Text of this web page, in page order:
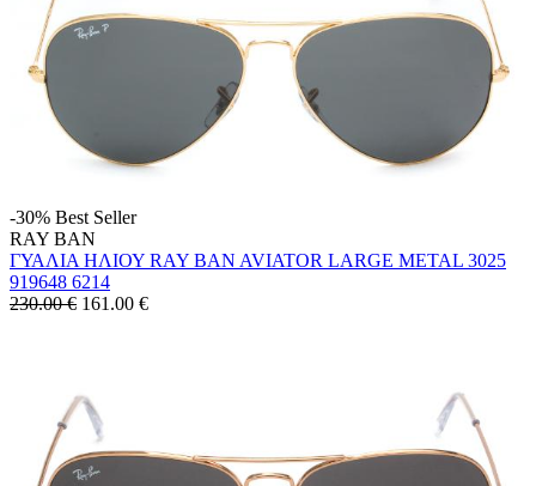
-30% Best Seller
RAY BAN
ΓΥΑΛΙΑ ΗΛΙΟΥ RAY BAN AVIATOR LARGE METAL 3025
919648 6214
230.00 € 161.00 €